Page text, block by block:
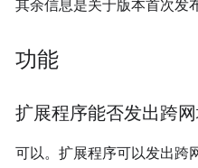
其余信息是关于版本首次发
功能
扩展程序能否发出跨
可以。扩展程序可以发出跨